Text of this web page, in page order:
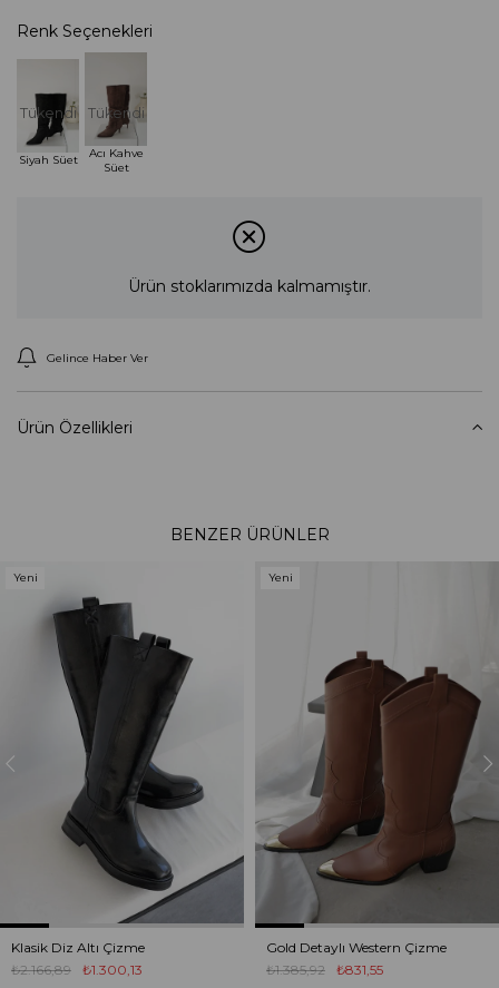
Renk Seçenekleri
Tükendi
Siyah Süet
Tükendi
Acı Kahve
Süet
Ürün stoklarımızda kalmamıştır.
Gelince Haber Ver
Ürün Özellikleri
BENZER ÜRÜNLER
Klasik Diz Altı Çizme
₺1.300,13
₺2.166,89
Yeni
Gold Detaylı Western Çizme
₺831,55
₺1.385,92
Yeni